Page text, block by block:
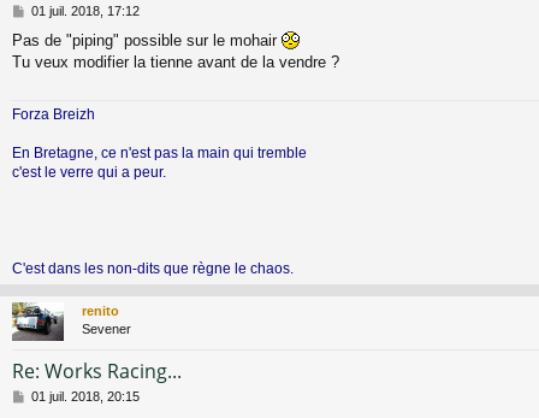
M
s
s
e
01 juil. 2018, 17:12
Pas de "piping" possible sur le mohair
Tu veux modifier la tienne avant de la vendre ?
Forza Breizh
En Bretagne, ce n'est pas la main qui tremble
c'est le verre qui a peur.
C'est dans les non-dits que règne le chaos.
renito
Sevener
Re: Works Racing...
M
01 juil. 2018, 20:15